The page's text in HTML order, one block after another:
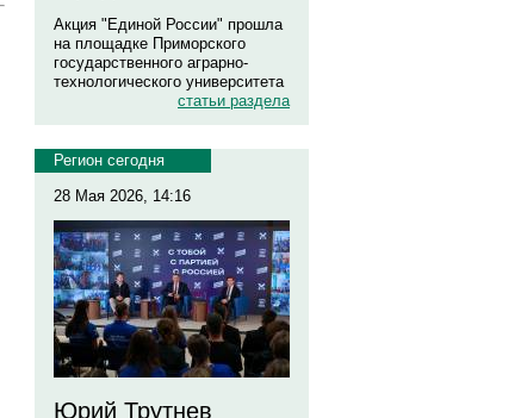
Акция "Единой России" прошла
на площадке Приморского
государственного аграрно-
технологического университета
статьи раздела
Регион сегодня
28 Мая 2026, 14:16
Юрий Трутнев